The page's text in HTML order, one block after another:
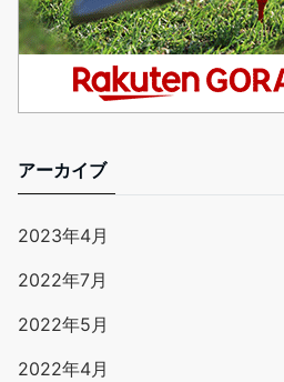
アーカイブ
2023年4月
2022年7月
2022年5月
2022年4月